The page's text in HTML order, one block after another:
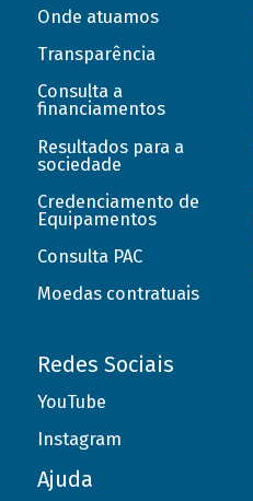
Onde atuamos
Transparência
Consulta a
financiamentos
Resultados para a
sociedade
Credenciamento de
Equipamentos
Consulta PAC
Moedas contratuais
Redes Sociais
YouTube
Instagram
Ajuda